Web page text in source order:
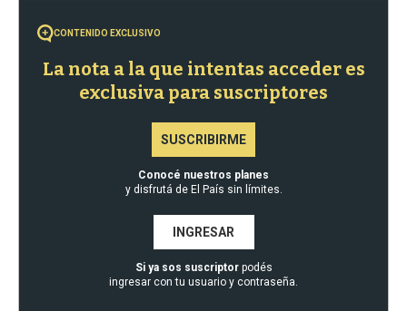
CONTENIDO EXCLUSIVO
La nota a la que intentas acceder es
exclusiva para suscriptores
SUSCRIBIRME
Conocé nuestros planes
y disfrutá de El País sin límites.
INGRESAR
Si ya sos suscriptorpodés
ingresar con tu usuario y contraseña.